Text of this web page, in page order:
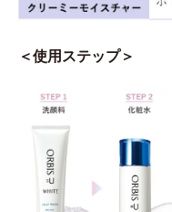
＜使用ステップ＞